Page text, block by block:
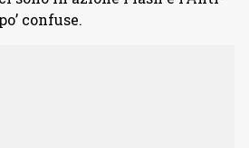
confuse.